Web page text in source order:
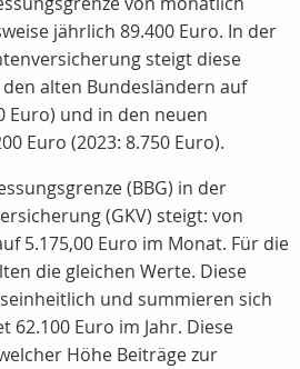
jährlich 89.400 Euro. In der
steigt diese
alten Bundesländern auf
Euro) und in den neuen
Euro (2023: 8.750 Euro).
(BBG) in der
(GKV) steigt: von
5.175,00 Euro im Monat. Für die
die gleichen Werte. Diese
und summieren sich
62.100 Euro im Jahr. Diese
Höhe Beiträge zur